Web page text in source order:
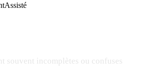
Assisté
souvent incomplètes ou confuses